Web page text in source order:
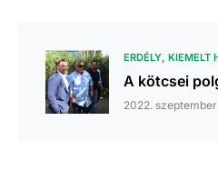
ERDÉLY KIEMELT
A kötcsei
2022. szeptember